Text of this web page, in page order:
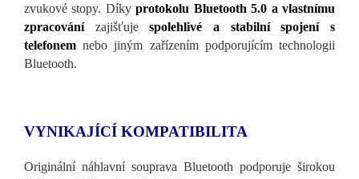
zvukové stopy. Díkyprotokolu Bluetooth 5.0 a vlastnímu
zpracování zajišťujespolehlivé a stabilní spojení s
telefonemnebo jiným zařízením podporujícím technologii
Bluetooth.
VYNIKAJÍCÍ KOMPATIBILITA
Originální náhlavní souprava Bluetooth podporuje širokou